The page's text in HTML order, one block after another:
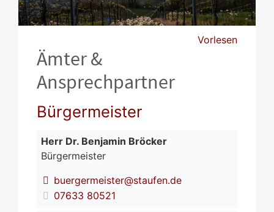
Vorlesen
Ämter &
Ansprechpartner
Bürgermeister
Herr Dr. Benjamin Bröcker
Bürgermeister
buergermeister@staufen.de
07633 80521